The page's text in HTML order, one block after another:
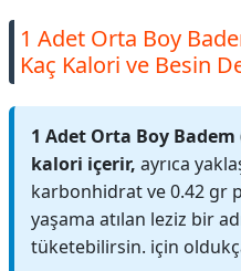
1 Adet Orta Boy
Kaç Kalori ve Besin
1 Adet Orta Boy
kalori içerir, ayrıca
karbonhidrat ve 0.42 gr
yaşama atılan leziz bir
tüketebilirsin. için